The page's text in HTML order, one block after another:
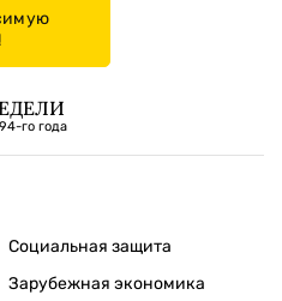
го года
Социальная защита
Зарубежная экономика